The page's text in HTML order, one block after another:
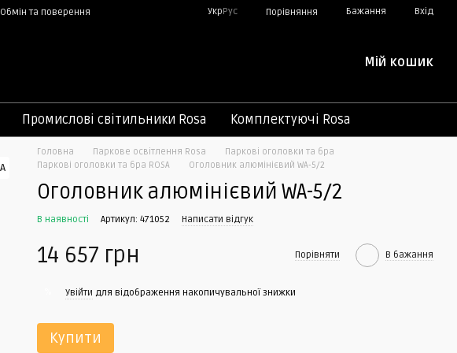
Обмін та поверення
УкрРус Порівняння Бажання Вхід
Мій кошик
Промислові світильники Rosa Комплектуючі Rosa
Головна Паркове освітлення Rosa
Паркові оголовки та бра
Паркові оголовки та бра ROSA
Оголовник алюмінієвий WA-5/2
Оголовник алюмінієвий WA-5/2
В наявності Артикул: 471052 Написати відгук
14 657 грн Порівняти В бажання
Увійти для відображення накопичувальної знижки
Купити